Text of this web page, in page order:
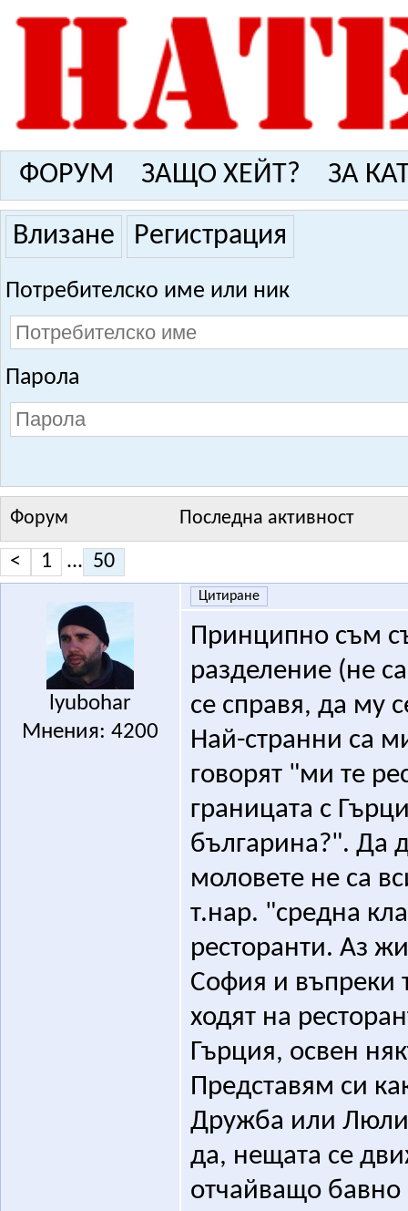
ФОРУМ ЗАЩО ХЕЙТ? ЗА
Влизане Регистрация
Потребителско име или ник
Парола
Форум Последна активност
< 1 ... 50
lyubohar
Мнения: 4200
Цитиране
Принципно съм
разделение (не
се справя, да му
Най-странни са
говорят "ми те
границата с
българина?". Да
моловете не са
т.нар. "средна
ресторанти. Аз
София и въпреки
ходят на
Гърция, освен
Представям си
Дружба или
да, нещата се
отчайващо бавно